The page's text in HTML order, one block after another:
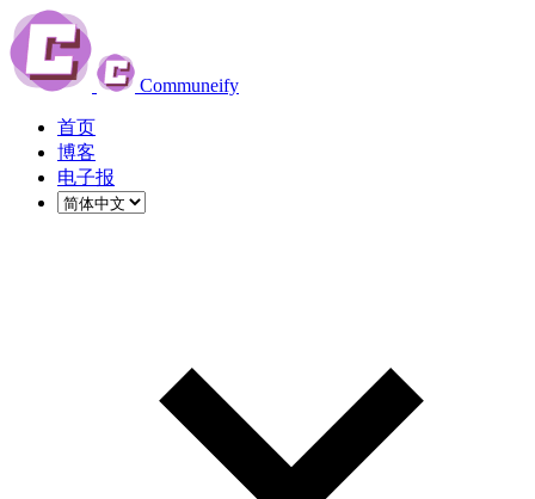
Communeify
首页
博客
电子报